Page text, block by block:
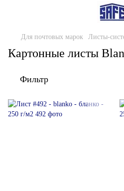
Для почтовых марок Листы-
Картонные листы
Фильтр